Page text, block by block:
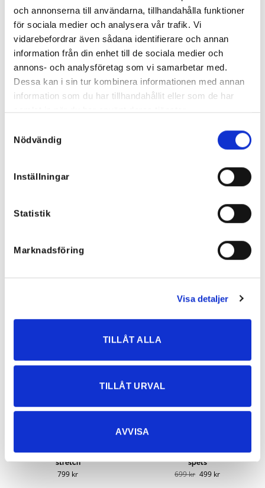
och annonserna till användarna, tillhandahålla funktioner
för sociala medier och analysera vår trafik. Vi
vidarebefordrar även sådana identifierare och annan
information från din enhet till de sociala medier och
annons- och analysföretag som vi samarbetar med.
Dessa kan i sin tur kombinera informationen med annan
information som du har tillhandahållit eller som de har
samlat in när du har använt deras tjänster.
Nödvändig
Inställningar
Statistik
Marknadsföring
Visa detaljer
TILLÅT ALLA
TILLÅT URVAL
AVVISA
489,30
NYHETER
Brown Star Barrel Jeans – med
stretch
799 kr
Stretchig Jeansklänning med
spets
699kr Det
ursprungliga
499 krDet